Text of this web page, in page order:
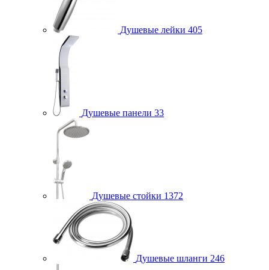
Душевые лейки 405
Душевые панели 33
Душевые стойки 1372
Душевые шланги 246